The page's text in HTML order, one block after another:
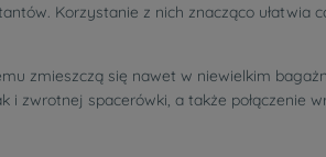
Korzystanie z nich znacząco ułatwia
zmieszczą się nawet w niewielkim
zwrotnej spacerówki, a także połączenie